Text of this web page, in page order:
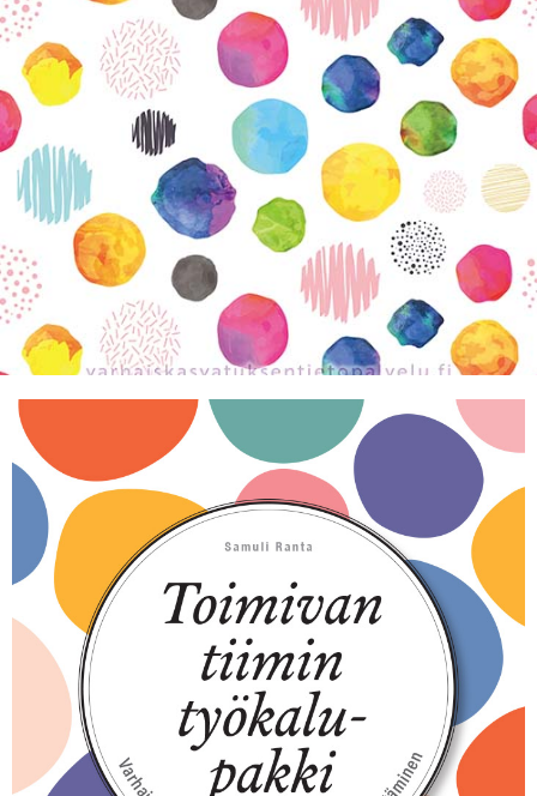
Unohtuiko salasana?
KIRJAUDU SISÄÄN
Etkö ole vielä Varhaiskasvatuksen Tietopalvelun
jäsen?
Liity tästä!